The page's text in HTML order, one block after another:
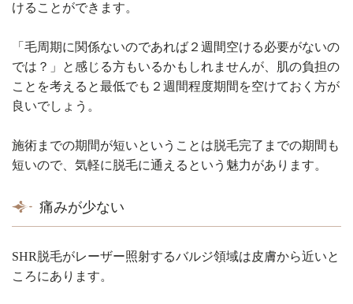
けることができます。
「毛周期に関係ないのであれば２週間空ける必要がないの
では？」と感じる方もいるかもしれませんが、肌の負担の
ことを考えると最低でも２週間程度期間を空けておく方が
良いでしょう。
施術までの期間が短いということは脱毛完了までの期間も
短いので、気軽に脱毛に通えるという魅力があります。
痛みが少ない
SHR脱毛がレーザー照射するバルジ領域は皮膚から近いと
ころにあります。